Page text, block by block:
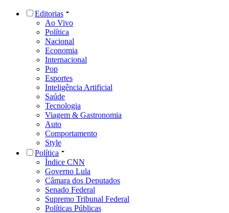
Editorias
Ao Vivo
Política
Nacional
Economia
Internacional
Pop
Esportes
Inteligência Artificial
Saúde
Tecnologia
Viagem & Gastronomia
Auto
Comportamento
Style
Política
Índice CNN
Governo Lula
Câmara dos Deputados
Senado Federal
Supremo Tribunal Federal
Políticas Públicas